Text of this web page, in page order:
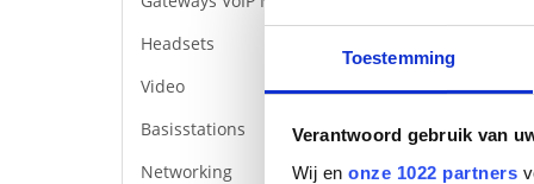
Toestemming
Verantwoord gebruik van
Wij en onze 1022 partners
Headsets
Video
Basisstations
Networking